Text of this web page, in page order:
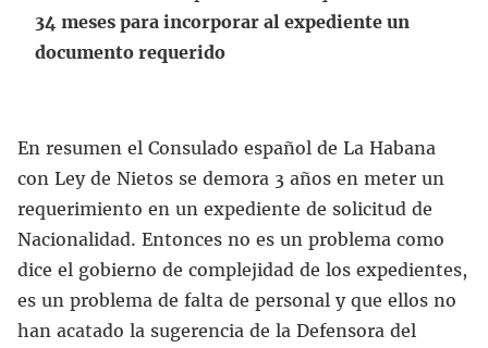
34 meses para incorporar al expediente un
documento requerido
En resumen el Consulado español de La Habana
con Ley de Nietos se demora 3 años en meter un
requerimiento en un expediente de solicitud de
Nacionalidad. Entonces no es un problema como
dice el gobierno de complejidad de los expedientes,
es un problema de falta de personal y que ellos no
han acatado la sugerencia de la Defensora del